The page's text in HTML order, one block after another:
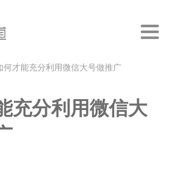
何才能充分利用微信大号做推广
充分利用微信大